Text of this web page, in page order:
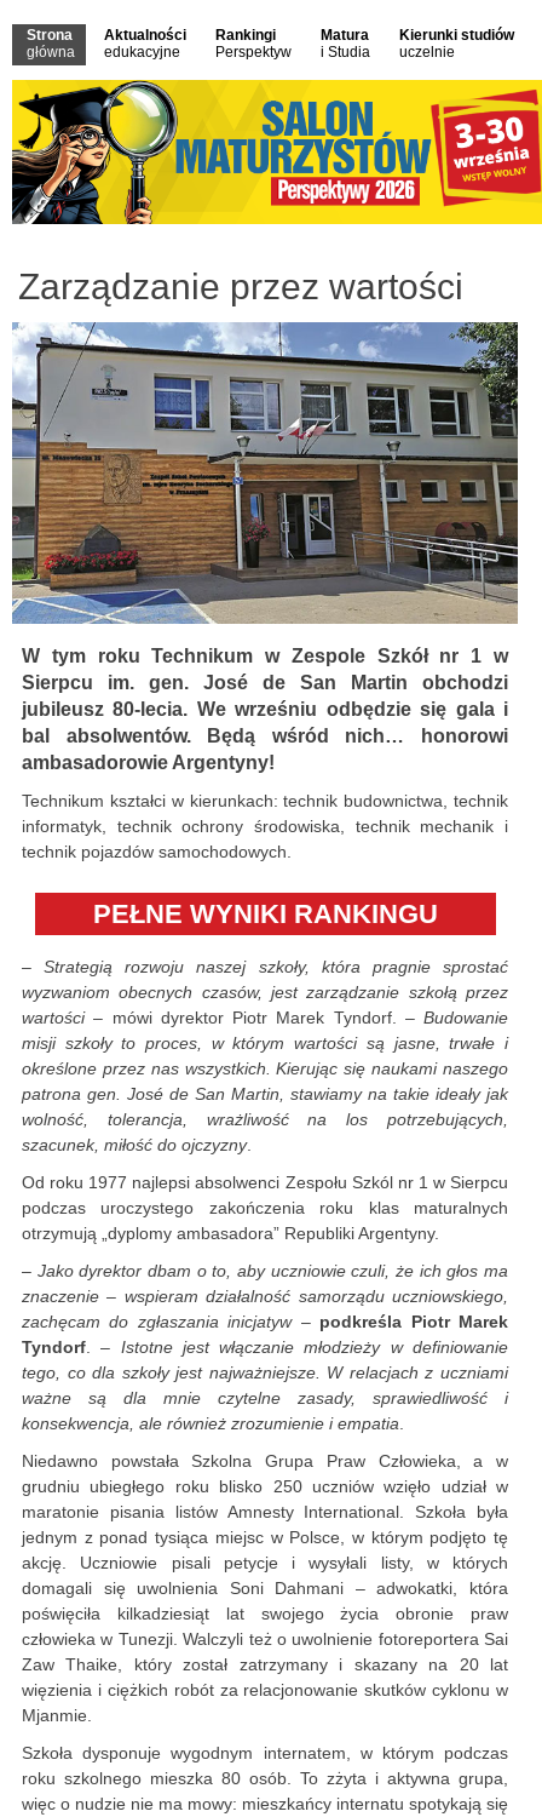
Strona
główna
Aktualności
edukacyjne
Rankingi
Perspektyw
Matura
i Studia
Kierunki studiów
uczelnie
Zarządzanie przez wartości
W tym roku Technikum w Zespole Szkół nr 1 w
Sierpcu im. gen. José de San Martin obchodzi
jubileusz 80-lecia. We wrześniu odbędzie się gala i
bal absolwentów. Będą wśród nich… honorowi
ambasadorowie Argentyny!
Technikum kształci w kierunkach: technik budownictwa, technik
informatyk, technik ochrony środowiska, technik mechanik i
technik pojazdów samochodowych.
PEŁNE WYNIKI RANKINGU
–Strategią rozwoju naszej szkoły, która pragnie sprostać
wyzwaniom obecnych czasów, jest zarządzanie szkołą przez
wartości– mówi dyrektor Piotr Marek Tyndorf. – Budowanie
misji szkoły to proces, w którym wartości są jasne, trwałe i
określone przez nas wszystkich. Kierując się naukami naszego
patrona gen. José de San Martin, stawiamy na takie ideały jak
wolność, tolerancja, wrażliwość na los potrzebujących,
szacunek, miłość do ojczyzny.
Od roku 1977 najlepsi absolwenci Zespołu Szkól nr 1 w Sierpcu
podczas uroczystego zakończenia roku klas maturalnych
otrzymują „dyplomy ambasadora” Republiki Argentyny.
– Jako dyrektor dbam o to, aby uczniowie czuli, że ich głos ma
znaczenie – wspieram działalność samorządu uczniowskiego,
zachęcam do zgłaszania inicjatyw– podkreśla Piotr Marek
Tyndorf . – Istotne jest włączanie młodzieży w definiowanie
tego, co dla szkoły jest najważniejsze. W relacjach z uczniami
ważne są dla mnie czytelne zasady, sprawiedliwość i
konsekwencja, ale również zrozumienie i empatia
Niedawno powstała Szkolna Grupa Praw Człowieka, a w
grudniu ubiegłego roku blisko 250 uczniów wzięło udział w
maratonie pisania listów Amnesty International. Szkoła była
jednym z ponad tysiąca miejsc w Polsce, w którym podjęto tę
akcję. Uczniowie pisali petycje i wysyłali listy, w których
domagali się uwolnienia Soni Dahmani – adwokatki, która
poświęciła kilkadziesiąt lat swojego życia obronie praw
człowieka w Tunezji. Walczyli też o uwolnienie fotoreportera Sai
Zaw Thaike, który został zatrzymany i skazany na 20 lat
więzienia i ciężkich robót za relacjonowanie skutków cyklonu w
Mjanmie.
Szkoła dysponuje wygodnym internatem, w którym podczas
roku szkolnego mieszka 80 osób. To zżyta i aktywna grupa,
więc o nudzie nie ma mowy: mieszkańcy internatu spotykają się